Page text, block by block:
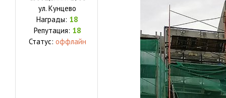
ул. Кунцево
Награды: 18
Репутация: 18
Статус: оффлайн